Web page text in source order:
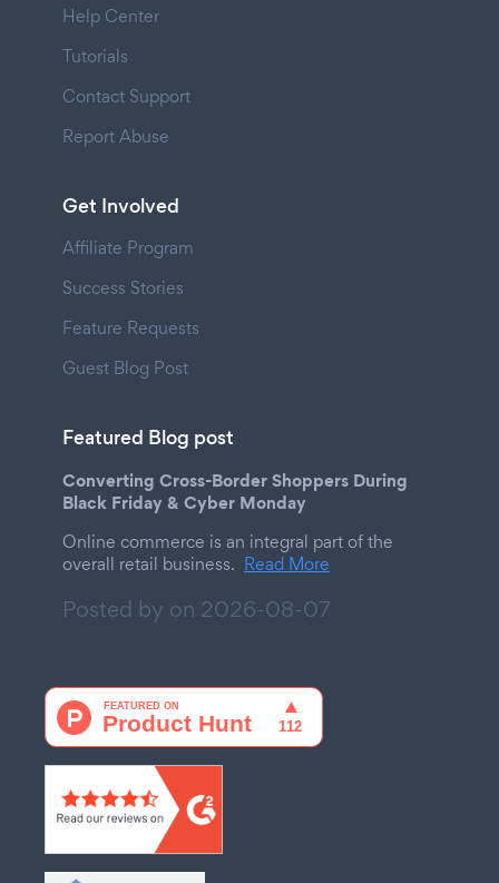
Help Center
Tutorials
Contact Support
Report Abuse
Get Involved
Affiliate Program
Success Stories
Feature Requests
Guest Blog Post
Featured Blog post
Converting Cross-Border Shoppers During
Black Friday & Cyber Monday
Online commerce is an integral part of the
overall retail business. Read More
Posted by on 2026-08-07